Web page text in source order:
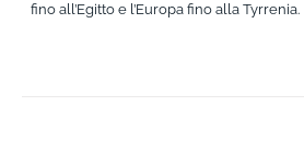
fino all’Egitto e l’Europa fino alla Tyrrenia.